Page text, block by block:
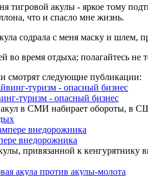
тигровой акулы - яркое тому
что и спасло мне жизнь.
содрала с меня маску и шлем,
во время отдыха; полагайтесь
смотрят следующие публикации:
туризм - опасный бизнес
акул в СМИ набирает обороты, в
внедорожника
привязанной к кенгурятнику